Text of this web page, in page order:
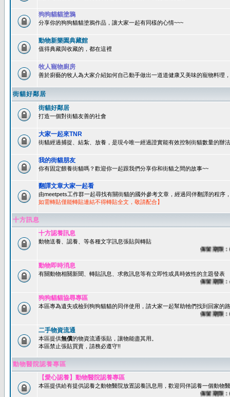
狗狗貓貓塗鴉
分享你的狗狗貓貓塗鴉作品，讓大家一起有同樣的心情~~~
動物新樂園典藏館
值得典藏與收藏的，都在這裡
牧人寵物廚房
善於廚藝的牧人為大家介紹如何自己動手做出一道道健康又美味的寵物料理
街貓好鄰居
街貓好鄰居
打造一個對街貓友善的社會
大家一起來TNR
街貓經過捕捉、結紮、放養，是現今唯一經過證實能有效控制街貓數量的辦
我的街貓朋友
你有固定餵養街貓嗎？歡迎你一起跟我們分享你和街貓之間的故事~~
翻譯文章大家一起看
由meetpets工作群一起尋找有關街貓的國外參考文章，經過同伴翻譯的程序
如需轉貼僅能轉貼連結不得轉貼全文，敬請配合】
十方訊息
十方認養訊息
動物送養、認養、等各種文字訊息張貼與轉貼
保留期限：60
動物即時消息
有關動物相關新聞、轉貼訊息、求救訊息等有立即性或具時效性的主題發表
保留期限：45
狗狗貓貓協尋專區
本區專為遺失或檢到狗狗貓貓的同伴使用，請大家一起幫助牠們找到回家的
保留期限：60
二手物資流通
本區提供無償的物資流通張貼，讓物能盡其用。
本區禁止張貼買賣，請務必遵守!!
動物醫院認養專區
【愛心認養】動物醫院認養專區
本區提供給有提供認養之動物醫院放置認養訊息用，歡迎同伴認養一個動物
保留期限：60